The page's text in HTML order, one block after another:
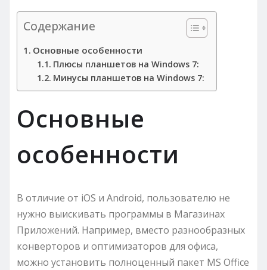
Содержание
Основные особенности
Плюсы планшетов на Windows 7:
Минусы планшетов на Windows 7:
Основные
особенности
В отличие от iOS и Android, пользователю не
нужно выискивать программы в Магазинах
Приложений. Например, вместо разнообразных
конверторов и оптимизаторов для офиса,
можно установить полноценный пакет MS Office